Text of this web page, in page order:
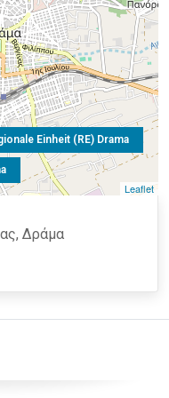
Einheit (RE) Drama
Leaflet
Δράμα